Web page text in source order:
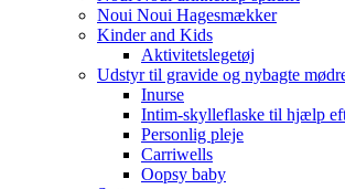
Noui Noui Hagesmækker
Kinder and Kids
Aktivitetslegetøj
Udstyr til gravide og nybagte
Inurse
Intim-skylleflaske til hjælp
Personlig pleje
Carriwells
Oopsy baby